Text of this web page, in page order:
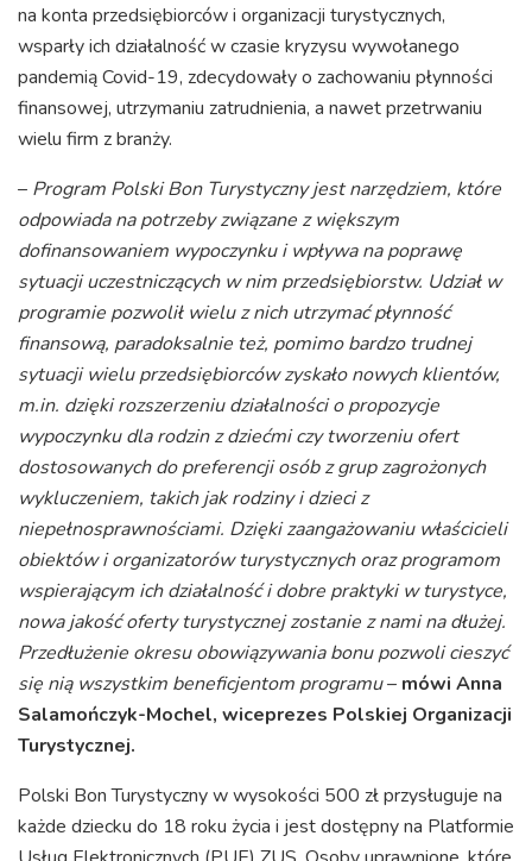
na konta przedsiębiorców i organizacji turystycznych,
wsparły ich działalność w czasie kryzysu wywołanego
pandemią Covid-19, zdecydowały o zachowaniu płynności
finansowej, utrzymaniu zatrudnienia, a nawet przetrwaniu
wielu firm z branży.
– Program Polski Bon Turystyczny jest narzędziem, które
odpowiada na potrzeby związane z większym
dofinansowaniem wypoczynku i wpływa na poprawę
sytuacjiuczestniczących w nim przedsiębiorstw. Udział w
programie pozwolił wielu z nich utrzymać płynność
finansową, paradoksalnie też, pomimo bardzo trudnej
sytuacji wielu przedsiębiorców zyskało nowych klientów,
m.in. dzięki rozszerzeniu działalności o propozycje
wypoczynku dla rodzin z dziećmi czy tworzeniu ofert
dostosowanych do preferencji osób z grup zagrożonych
wykluczeniem, takich jak rodziny i dzieci z
niepełnosprawnościami. Dzięki zaangażowaniu właścicieli
obiektów i organizatorów turystycznych oraz programom
wspierającym ich działalność i dobre praktyki w turystyce,
nowa jakość oferty turystycznej zostanie z nami na dłużej.
Przedłużenie okresu obowiązywania bonu pozwoli cieszyć
się nią wszystkim beneficjentom programu– mówi Anna
Salamończyk-Mochel, wiceprezes Polskiej Organizacji
Turystycznej.
Polski Bon Turystyczny w wysokości 500 zł przysługuje na
każde dziecku do 18 roku życia i jest dostępny na Platformie